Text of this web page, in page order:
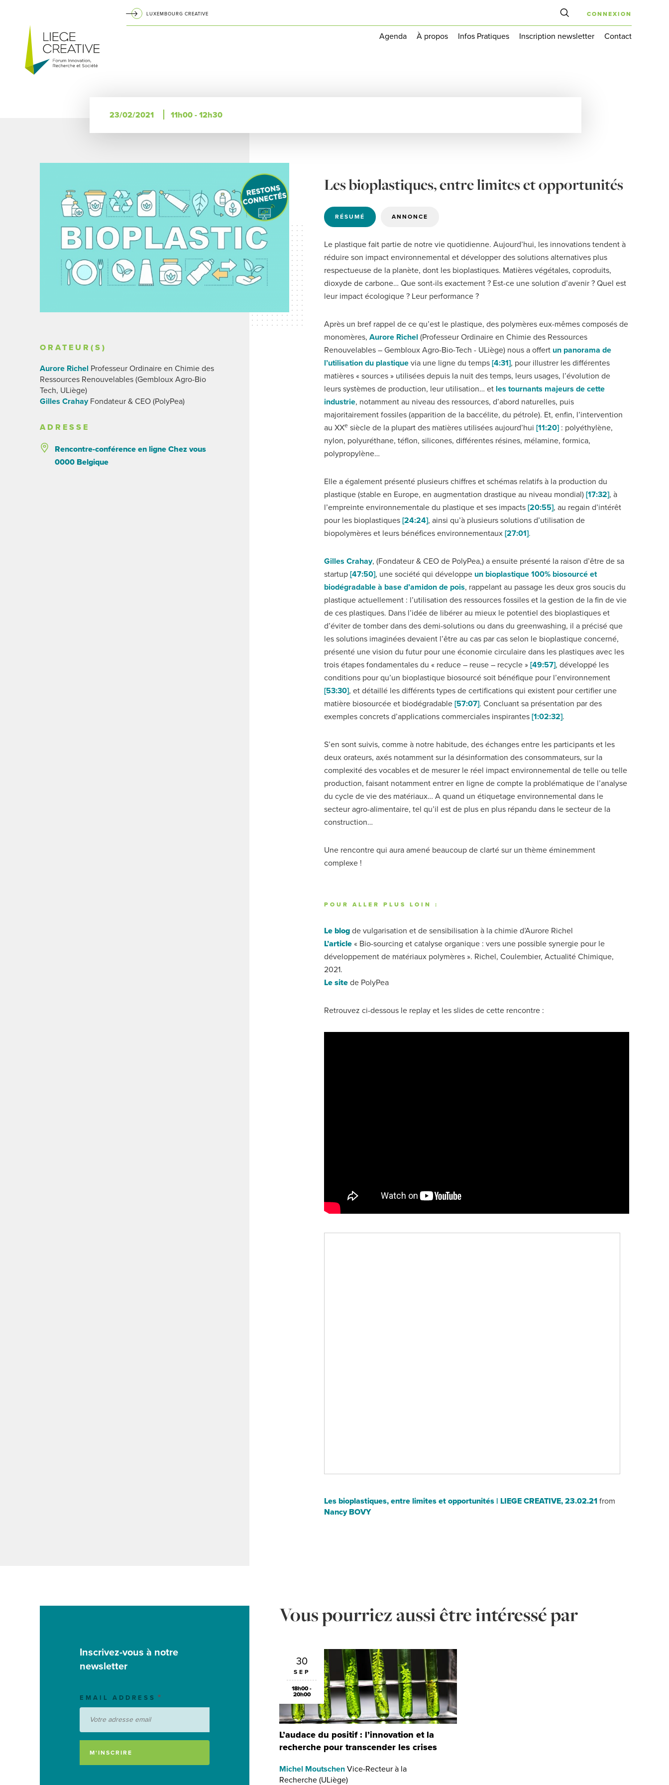
principal
LUXEMBOURG CREATIVE
Navigation
Agenda À propos Infos Pratiques Inscription newsletter Contact
CONNEXION
23/02/2021 11h00 - 12h30
ORATEUR(S)
Aurore Richel Professeur Ordinaire en Chimie des
Ressources Renouvelables (Gembloux Agro-Bio
Tech, ULiège)
Gilles CrahayFondateur & CEO (PolyPea)
ADRESSE
Rencontre-conférence en ligne Chez vous
0000 Belgique
Les bioplastiques, entre limites et opportunités
RÉSUMÉ
(ONGLET
ANNONCE
Le plastique fait partie de notre vie quotidienne. Aujourd’hui, les innovations tendent à
réduire son impact environnemental et développer des solutions alternatives plus
respectueuse de la planète, dont les bioplastiques. Matières végétales, coproduits,
dioxyde de carbone… Que sont-ils exactement ? Est-ce une solution d’avenir ? Quel est
leur impact écologique ? Leur performance ?
Après un bref rappel de ce qu’est le plastique, des polymères eux-mêmes composés de
monomères,Aurore Richel (Professeur Ordinaire en Chimie des Ressources
Renouvelables – Gembloux Agro-Bio-Tech - ULiège) nous a offert un panorama de
l’utilisation du plastique via une ligne du temps[4:31], pour illustrer les différentes
matières « sources » utilisées depuis la nuit des temps, leurs usages, l’évolution de
leurs systèmes de production, leur utilisation… et les tournants majeurs de cette
industrie, notamment au niveau des ressources, d’abord naturelles, puis
majoritairement fossiles (apparition de la baccélite, du pétrole). Et, enfin, l’intervention
au XXe siècle de la plupart des matières utilisées aujourd’hui[11:20] : polyéthylène,
nylon, polyuréthane, téflon, silicones, différentes résines, mélamine, formica,
polypropylène…
Elle a également présenté plusieurs chiffres et schémas relatifs à la production du
plastique (stable en Europe, en augmentation drastique au niveau mondial)[17:32], à
l’empreinte environnementale du plastique et ses impacts[20:55], au regain d’intérêt
pour les bioplastiques[24:24], ainsi qu’à plusieurs solutions d’utilisation de
biopolymères et leurs bénéfices environnementaux[27:01].
Gilles Crahay, (Fondateur & CEO de PolyPea,) a ensuite présenté la raison d’être de sa
startup[47:50], une société qui développe un bioplastique 100% biosourcé et
biodégradable à base d’amidon de pois, rappelant au passage les deux gros soucis du
plastique actuellement : l’utilisation des ressources fossiles et la gestion de la fin de vie
de ces plastiques. Dans l’idée de libérer au mieux le potentiel des bioplastiques et
d’éviter de tomber dans des demi-solutions ou dans du greenwashing, il a précisé que
les solutions imaginées devaient l’être au cas par cas selon le bioplastique concerné,
présenté une vision du futur pour une économie circulaire dans les plastiques avec les
trois étapes fondamentales du « reduce – reuse – recycle »[49:57], développé les
conditions pour qu’un bioplastique biosourcé soit bénéfique pour l’environnement
[53:30], et détaillé les différents types de certifications qui existent pour certifier une
matière biosourcée et biodégradable[57:07]. Concluant sa présentation par des
exemples concrets d’applications commerciales inspirantes[1:02:32].
S’en sont suivis, comme à notre habitude, des échanges entre les participants et les
deux orateurs, axés notamment sur la désinformation des consommateurs, sur la
complexité des vocables et de mesurer le réel impact environnemental de telle ou telle
production, faisant notamment entrer en ligne de compte la problématique de l’analyse
du cycle de vie des matériaux… A quand un étiquetage environnemental dans le
secteur agro-alimentaire, tel qu’il est de plus en plus répandu dans le secteur de la
construction…
Une rencontre qui aura amené beaucoup de clarté sur un thème éminemment
complexe !
POUR ALLER PLUS LOIN :
Le blog de vulgarisation et de sensibilisation à la chimie d’Aurore Richel
L’article « Bio-sourcing et catalyse organique : vers une possible synergie pour le
développement de matériaux polymères ». Richel, Coulembier, Actualité Chimique,
2021.
Le site de PolyPea
Retrouvez ci-dessous le replay et les slides de cette rencontre :
Les bioplastiques, entre limites et opportunités | LIEGE CREATIVE, 23.02.21 from
Nancy BOVY
Inscrivez-vous à notre
newsletter
EMAIL ADDRESS
Vous pourriez aussi être intéressé par
30
SEP
18h00 -
20h00
L’audace du positif : l’innovation et la
recherche pour transcender les crises
Michel Moutschen Vice-Recteur à la
Recherche (ULiège)